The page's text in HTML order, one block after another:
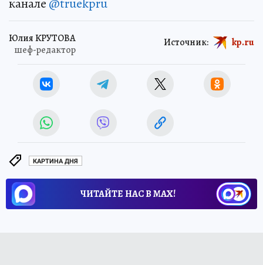
канале @truekpru
Юлия КРУТОВА
шеф-редактор
Источник: kp.ru
КАРТИНА ДНЯ
ЧИТАЙТЕ НАС В МАХ!